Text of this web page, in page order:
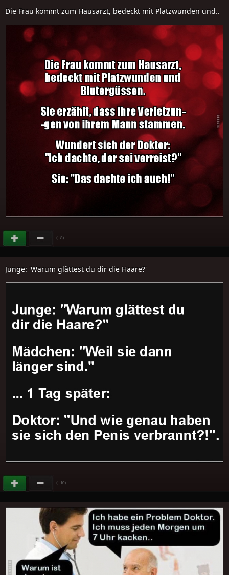
Die Frau kommt zum Hausarzt, bedeckt mit Platzwunden und..
(+8)
Junge: 'Warum glättest du dir die Haare?'
(+10)